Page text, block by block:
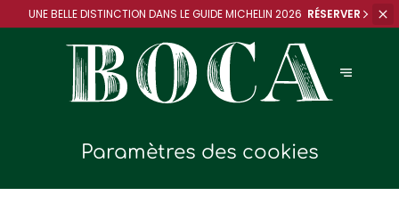
UNE BELLE DISTINCTION DANSLE GUIDE MICHELIN 2026 RÉSERVER
Paramètres des cookies